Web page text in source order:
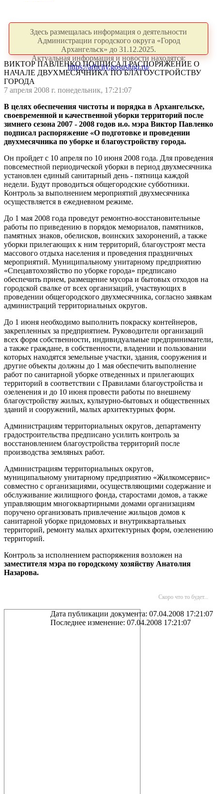
Здесь размещалась информация о деятельности
Администрации городского округа «Город
Архангельск» до 31.12.2025.
Актуальная информация и новости находятся:
https://arhcity.gosuslugi.ru/
ВИКТОР ПАВЛЕНКО ПОДПИСАЛ РАСПОРЯЖЕНИЕ О
НАЧАЛЕ ДВУХМЕСЯЧНИКА ПО БЛАГОУСТРОЙСТВУ
ГОРОДА
7 апреля 2008 г. понедельник, 17:21:07
В целях обеспечения чистоты и порядка в Архангельске,
своевременной и качественной уборки территорий после
зимнего сезона 2007 - 2008 годов и.о. мэра Виктор Павленко
подписал распоряжение «О подготовке и проведении
двухмесячника по уборке и благоустройству города.
Он пройдет с 10 апреля по 10 июня 2008 года. Для проведения
повсеместной периодической уборки в период двухмесячника
установлен единый санитарный день - пятница каждой
недели. Будут проводиться общегородские субботники.
Контроль за выполнением мероприятий двухмесячника
осуществляется в ежедневном режиме.
До 1 мая 2008 года проведут ремонтно-восстановительные
работы по приведению в порядок мемориалов, памятников,
памятных знаков, обелисков, воинских захоронений, а также
уборки прилегающих к ним территорий, благоустроят места
массового отдыха населения и проведения праздничных
мероприятий. Муниципальному унитарному предприятию
«Спецавтохозяйство по уборке города» предписано
обеспечить прием, размещение мусора и бытовых отходов на
городской свалке от всех организаций, участвующих в
проведении общегородского двухмесячника, согласно заявкам
администраций территориальных округов.
До 1 июня необходимо выполнить покраску контейнеров,
закрепленных за предприятием. Руководители организаций
всех форм собственности, индивидуальные предприниматели,
а также граждане, в собственности, владении и пользовании
которых находятся земельные участки, здания, сооружения и
другие объекты должны до 1 мая обеспечить выполнение
работ по санитарной уборке отведенных и прилегающих
территорий в соответствии с Правилами благоустройства и
озеленения и до 10 июня провести работы по внешнему
благоустройству жилых, культурно-бытовых и общественных
зданий и сооружений, малых архитектурных форм.
Администрациям территориальных округов, департаменту
градостроительства предписано усилить контроль за
восстановлением благоустройства территорий после
производства земляных работ.
Администрациям территориальных округов,
муниципальному унитарному предприятию «Жилкомсервис»
совместно с организациями, осуществляющими содержание и
обслуживание жилищного фонда, старостами домов, а также
управляющим многоквартирными домами организациям
поручено организовать привлечение жильцов домов к
санитарной уборке придомовых и внутриквартальных
территорий, ремонту малых архитектурных форм, озеленению
территорий.
Контроль за исполнением распоряжения возложен на
заместителя мэра по городскому хозяйству Анатолия
Назарова.
Скоро что то будет...
Дата публикации документа: 07.04.2008 17:21:07
Последнее изменение: 07.04.2008 17:21:07